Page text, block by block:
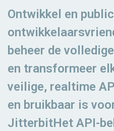
Ontwikkel en
beheer de
en transformeer
veilige, realtime
en bruikbaar is
JitterbitHet API-